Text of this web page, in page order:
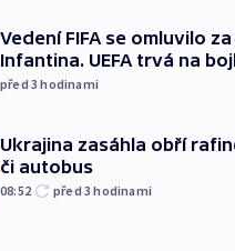
Vedení FIFA se omluvilo
Infantina. UEFA trvá na
před 3hodinami
Ukrajina zasáhla obří
či autobus
08:52 před 3hodinami